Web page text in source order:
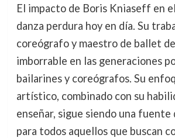
El impacto de Boris Kniaseff en
danza perdura hoy en día. Su
coreógrafo y maestro de ballet
imborrable en las generaciones
bailarines y coreógrafos. Su
artístico, combinado con su
enseñar, sigue siendo una fuente
para todos aquellos que buscan